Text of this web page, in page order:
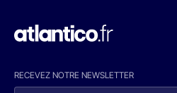
RECEVEZ NOTRE NEWSLETTER